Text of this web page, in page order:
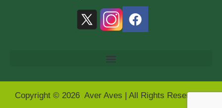
Copyright © 2026 Aver Aves | All Rights Reserved |